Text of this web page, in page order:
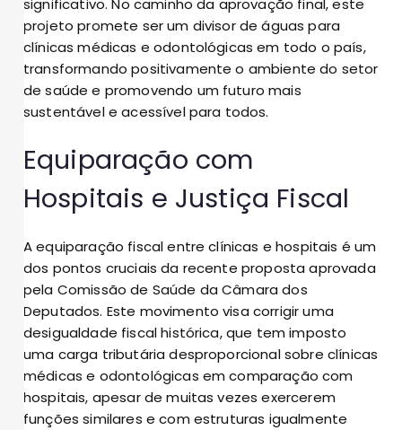
significativo. No caminho da aprovação final, este
projeto promete ser um divisor de águas para
clínicas médicas e odontológicas em todo o país,
transformando positivamente o ambiente do setor
de saúde e promovendo um futuro mais
sustentável e acessível para todos.
Equiparação com
Hospitais e Justiça Fiscal
A equiparação fiscal entre clínicas e hospitais é um
dos pontos cruciais da recente proposta aprovada
pela Comissão de Saúde da Câmara dos
Deputados. Este movimento visa corrigir uma
desigualdade fiscal histórica, que tem imposto
uma carga tributária desproporcional sobre clínicas
médicas e odontológicas em comparação com
hospitais, apesar de muitas vezes exercerem
funções similares e com estruturas igualmente